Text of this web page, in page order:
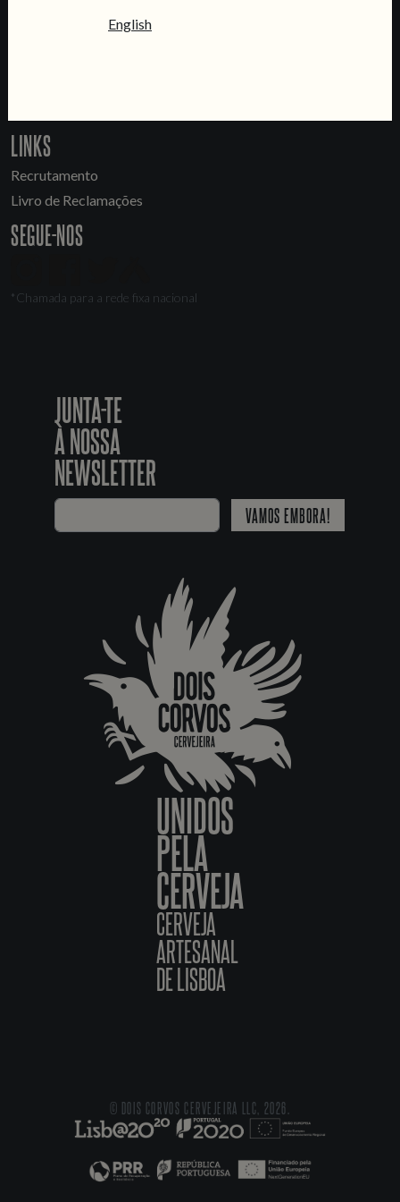
CONTACTA-NOS
LINKS
Recrutamento
Livro de Reclamações
SEGUE-NOS
*Chamada para a rede fixa nacional
JUNTA-TE
À NOSSA
NEWSLETTER
VAMOS EMBORA!
UNIDOS
PELA
CERVEJA
CERVEJA
ARTESANAL
DE LISBOA
© DOIS CORVOS CERVEJEIRA LLC, 2026.
English